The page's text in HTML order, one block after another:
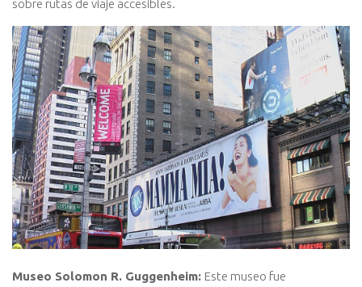
sobre rutas de viaje accesibles.
Museo Solomon R. Guggenheim: Este museo fue